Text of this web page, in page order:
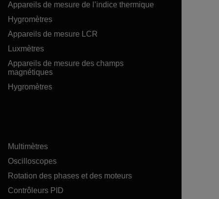
Appareils de mesure de l’indice thermique
Hygromètres
Appareils de mesure LCR
Luxmètres
Appareils de mesure des champs
magnétiques
Hygromètres
Multimètres
Oscilloscopes
Rotation des phases et des moteurs
Contrôleurs PID